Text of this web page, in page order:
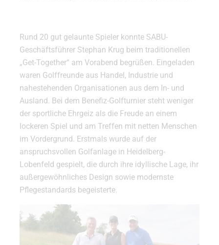
Rund 20 gut gelaunte Spieler konnte SABU-
Geschäftsführer Stephan Krug beim traditionellen
„Get-Together“ am Vorabend begrüßen. Eingeladen
waren Golffreunde aus Handel, Industrie und
nahestehenden Organisationen aus dem In- und
Ausland. Bei dem Benefiz-Golfturnier steht weniger
der sportliche Ehrgeiz als die Freude an einem
lockeren Spiel und am Treffen mit netten Menschen
im Vordergrund. Erstmals wurde auf der
anspruchsvollen Golfanlage in Heidelberg-
Lobenfeld gespielt, die durch ihre idyllische Lage, ihr
außergewöhnliches Design sowie modernste
Pflegestandards begeisterte.